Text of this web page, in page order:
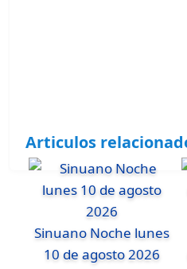
Articulos
Sinuano Noche lunes
10 de agosto 2026